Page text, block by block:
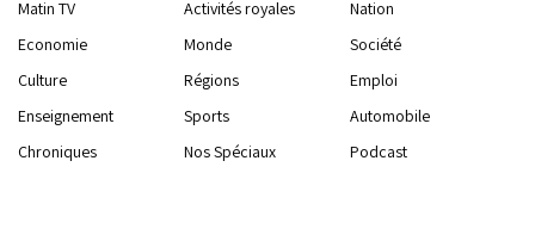
Matin TV Activités royales
Nation
Economie
Monde
Société
Culture
Régions
Emploi
Enseignement
Sports
Automobile
Chroniques
Nos Spéciaux Podcast